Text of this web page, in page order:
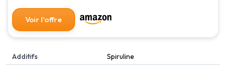
Voir l'offre
Additifs
‎Spiruline